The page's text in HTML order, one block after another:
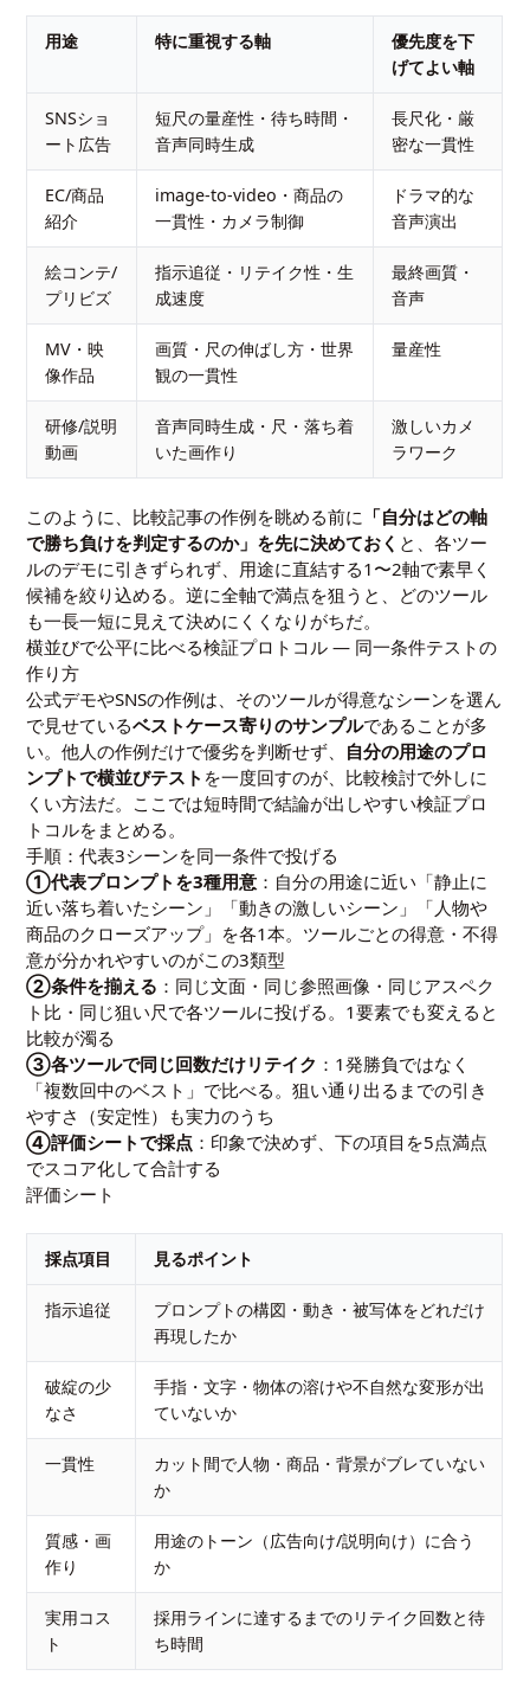
用途 特に重視する軸
優先度を下
げてよい軸
SNSショ
ート広告
短尺の量産性・待ち時間・
音声同時生成
長尺化・厳
密な一貫性
EC/商品
紹介
image-to-video・商品の
一貫性・カメラ制御
ドラマ的な
音声演出
絵コンテ/
プリビズ
指示追従・リテイク性・生
成速度
最終画質・
音声
MV・映
像作品
画質・尺の伸ばし方・世界
観の一貫性
量産性
研修/説明
動画
音声同時生成・尺・落ち着
いた画作り
激しいカメ
ラワーク
このように、比較記事の作例を眺める前に 「自分はどの軸
で勝ち負けを判定するのか」を先に決めておく と、各ツー
ルのデモに引きずられず、用途に直結する1〜2軸で素早く
候補を絞り込める。逆に全軸で満点を狙うと、どのツール
も一長一短に見えて決めにくくなりがちだ。
横並びで公平に比べる検証プロトコル — 同一条件テストの
作り方
公式デモやSNSの作例は、そのツールが得意なシーンを選ん
で見せているベストケース寄りのサンプルであることが多
い。他人の作例だけで優劣を判断せず、 自分の用途のプロ
ンプトで横並びテスト を一度回すのが、比較検討で外しに
くい方法だ。ここでは短時間で結論が出しやすい検証プロ
トコルをまとめる。
手順：代表3シーンを同一条件で投げる
①代表プロンプトを3種用意 ：自分の用途に近い「静止に
近い落ち着いたシーン」「動きの激しいシーン」「人物や
商品のクローズアップ」を各1本。ツールごとの得意・不得
意が分かれやすいのがこの3類型
②条件を揃える ：同じ文面・同じ参照画像・同じアスペク
ト比・同じ狙い尺で各ツールに投げる。1要素でも変えると
比較が濁る
③各ツールで同じ回数だけリテイク ：1発勝負ではなく
「複数回中のベスト」で比べる。狙い通り出るまでの引き
やすさ（安定性）も実力のうち
④評価シートで採点 ：印象で決めず、下の項目を5点満点
でスコア化して合計する
評価シート
採点項目 見るポイント
指示追従
プロンプトの構図・動き・被写体をどれだけ
再現したか
破綻の少
なさ
手指・文字・物体の溶けや不自然な変形が出
ていないか
一貫性
カット間で人物・商品・背景がブレていない
か
質感・画
作り
用途のトーン（広告向け/説明向け）に合う
か
実用コス
ト
採用ラインに達するまでのリテイク回数と待
ち時間